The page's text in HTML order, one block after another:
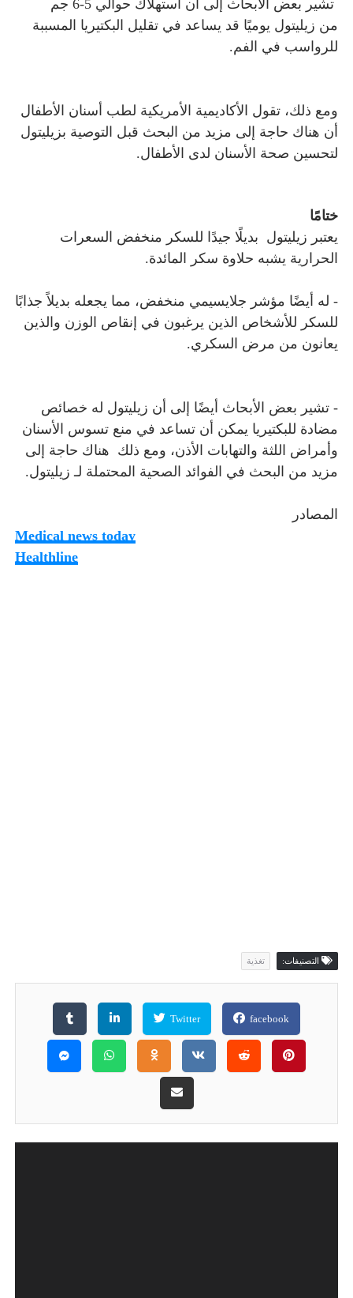
تشير بعض الأبحاث إلى أن استهلاك حوالي 5-6 جم
من زيليتول يوميًا قد يساعد في تقليل البكتيريا المسببة
للرواسب في الفم.
ومع ذلك، تقول الأكاديمية الأمريكية لطب أسنان الأطفال
أن هناك حاجة إلى مزيد من البحث قبل التوصية بزيليتول
لتحسين صحة الأسنان لدى الأطفال.
ختامًا
يعتبر زيليتول بديلًا جيدًا للسكر منخفض السعرات
الحرارية يشبه حلاوة سكر المائدة.
- له أيضًا مؤشر جلايسيمي منخفض، مما يجعله بديلاً جذابًا
للسكر للأشخاص الذين يرغبون في إنقاص الوزن والذين
يعانون من مرض السكري.
- تشير بعض الأبحاث أيضًا إلى أن زيليتول له خصائص
مضادة للبكتيريا يمكن أن تساعد في منع تسوس الأسنان
وأمراض اللثة والتهابات الأذن، ومع ذلك هناك حاجة إلى
مزيد من البحث في الفوائد الصحية المحتملة لـ زيليتول.
المصادر
Medical news today
Healthline
التصنيفات: تغذية
facebook
Twitter